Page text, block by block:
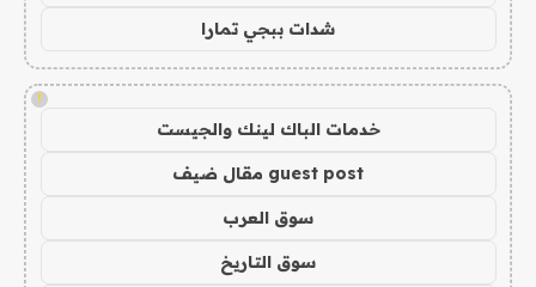
شدات ببجي تمارا
!
خدمات الباك لينك والجيست
guest post مقال ضيف
سوق العرب
سوق التاريخ